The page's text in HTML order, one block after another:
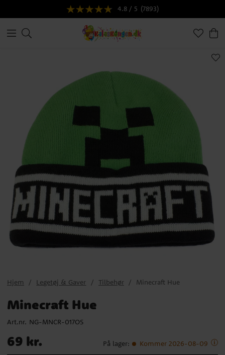
4.8 / 5 (7893)
Hjem Legetøj & Gaver Tilbehør Minecraft Hue
Minecraft Hue
Art.nr. NG-MNCR-017OS
Pris: 69 kr.
69 kr. På lager: Kommer 2026-08-09